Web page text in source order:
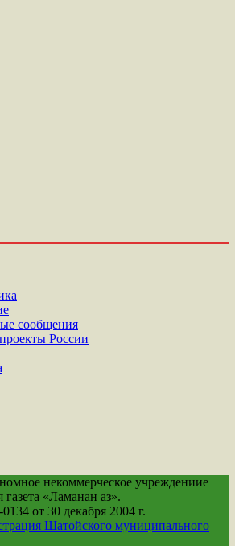
сообщения
России
некоммерческое учреждениие
«Ламанан аз».
от 30 декабря 2004 г.
Шатойского муниципального